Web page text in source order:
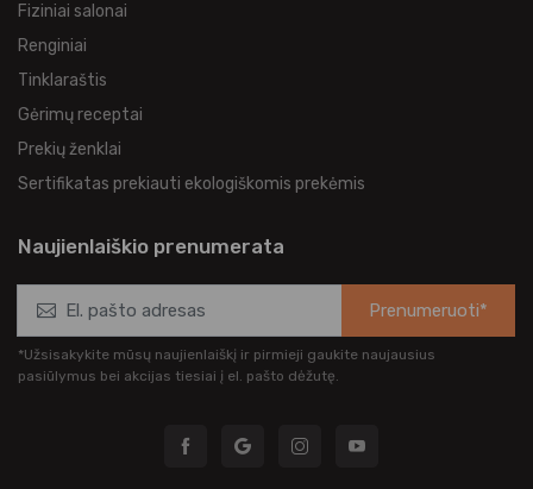
Fiziniai salonai
Renginiai
Tinklaraštis
Gėrimų receptai
Prekių ženklai
Sertifikatas prekiauti ekologiškomis prekėmis
Naujienlaiškio prenumerata
Prenumeruoti*
*Užsisakykite mūsų naujienlaiškį ir pirmieji gaukite naujausius
pasiūlymus bei akcijas tiesiai į el. pašto dėžutę.